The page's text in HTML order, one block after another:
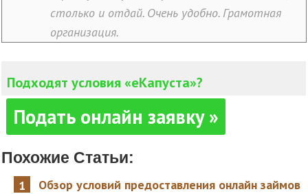
столько и отдай. Очень удобно. Грамотная
организация.
Подходят условия «еКапуста»?
Подать онлайн заявку »
Похожие Статьи:
Обзор условий предоставления онлайн займов